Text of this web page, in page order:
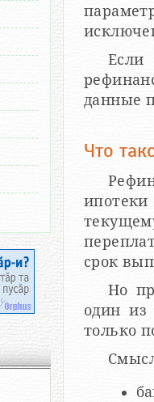
данные
Что
срок
Но
один из
только